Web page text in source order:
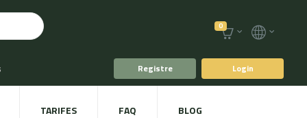
0
i Te
Registre Login
TARIFES FAQ BLOG